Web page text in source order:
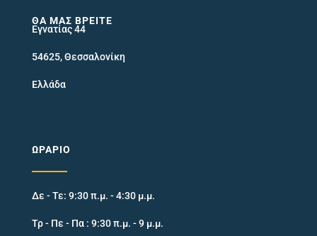
ΘΑ ΜΑΣ ΒΡΕΊΤΕ
Εγνατίας 44
54625, Θεσσαλονίκη
Ελλάδα
ΩΡΆΡΙΟ
Δε - Τε: 9:30 π.μ. - 4:30 μ.μ.
Τρ - Πε - Πα : 9:30 π.μ. - 9 μ.μ.